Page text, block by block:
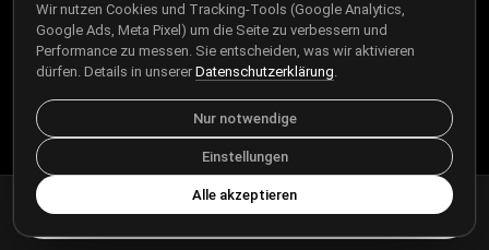
Sicherheits-Audit anfragen
Systemlast:Manche Scanner bremsen den PC
spürbar. Gerade auf älteren Rechnern ist das ein
entscheidendes Kriterium.
Herkunft des Anbieters:Für Unternehmen und
sicherheitskritische Bereiche ist EU-Herkunft (ESET,
Bitdefender, Avira) ein Pluspunkt.
Automatische Verlängerung:Fast alle Anbieter
Wir nutzen Cookies und Tracking-Tools (Google Analytics,
Google Ads, Meta Pixel) um die Seite zu verbessern und
Performance zu messen. Sie entscheiden, was wir aktivieren
dürfen. Details in unserer Datenschutzerklärung.
Nur notwendige
Einstellungen
Alle akzeptieren